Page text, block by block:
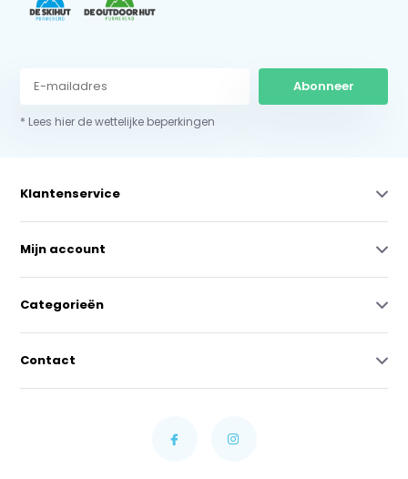
Abonneer
* Lees hier de wettelijke beperkingen
Klantenservice
Mijn account
Categorieën
Contact